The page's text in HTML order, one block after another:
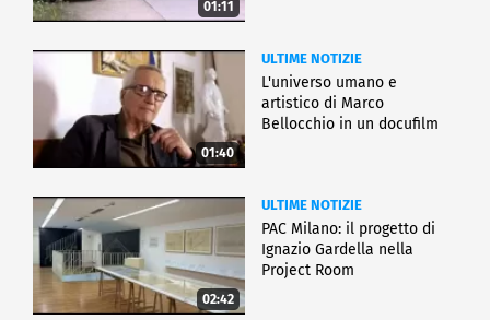
01:11
01:40
ULTIME NOTIZIE
L'universo umano e
artistico di Marco
Bellocchio in un docufilm
02:42
ULTIME NOTIZIE
PAC Milano: il progetto di
Ignazio Gardella nella
Project Room